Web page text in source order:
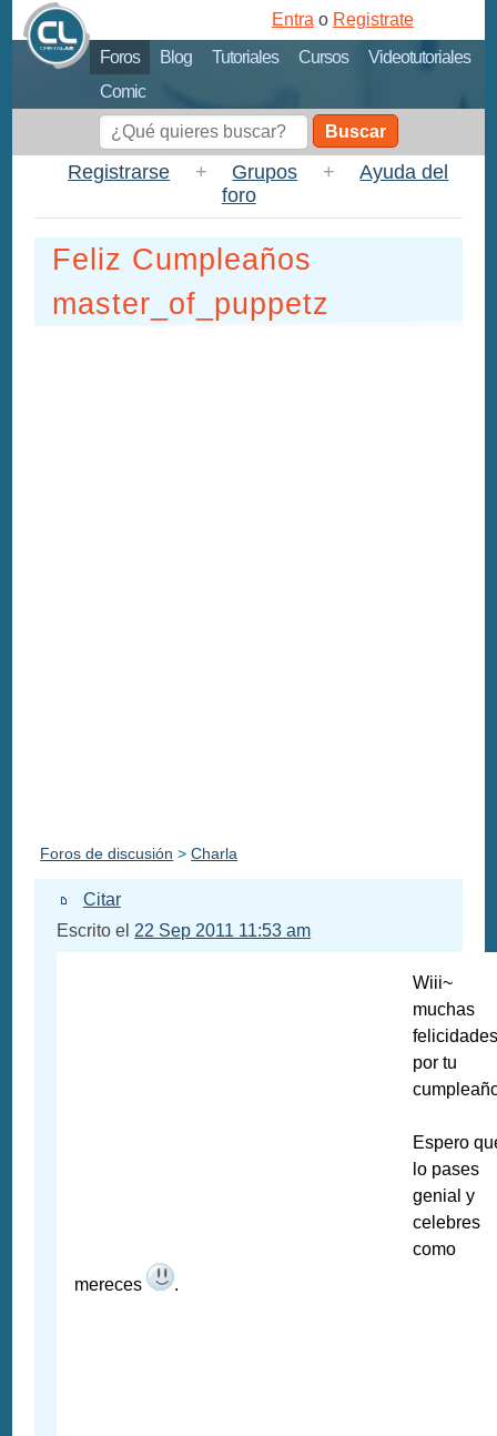
Foros Blog Tutoriales Cursos
Videotutoriales
Comic
Entra o Registrate
Buscar
Registrarse + Grupos +
Ayuda del
foro
Feliz Cumpleaños
master_of_puppetz
Foros de discusión >Charla
Citar
Escrito el 22 Sep 2011 11:53 am
Wiii~
muchas
por tu
Espero
lo pases
genial y
celebres
como
mereces
.